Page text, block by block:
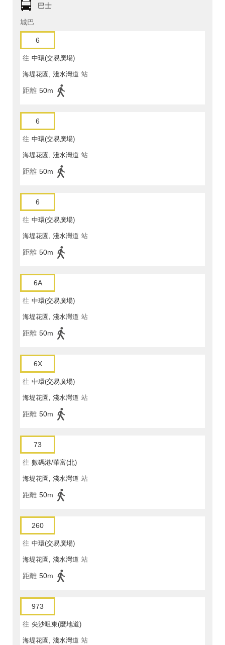
巴士
城巴
6
往 中環(交易廣場)
海堤花園, 淺水灣道 站
距離 50m
6
往 中環(交易廣場)
海堤花園, 淺水灣道 站
距離 50m
6
往 中環(交易廣場)
海堤花園, 淺水灣道 站
距離 50m
6A
往 中環(交易廣場)
海堤花園, 淺水灣道 站
距離 50m
6X
往 中環(交易廣場)
海堤花園, 淺水灣道 站
距離 50m
73
往 數碼港/華富(北)
海堤花園, 淺水灣道 站
距離 50m
260
往 中環(交易廣場)
海堤花園, 淺水灣道 站
距離 50m
973
往 尖沙咀東(麼地道)
海堤花園, 淺水灣道 站